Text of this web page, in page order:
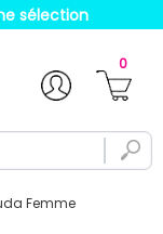
sélection
0
Femme